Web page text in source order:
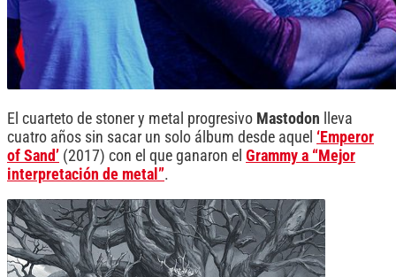
El cuarteto de stoner y metal progresivo Mastodon
lleva
cuatro años sin sacar un solo álbum desde aquel ‘Emperor
of Sand’ (2017) con el que ganaron el Grammy a “Mejor
interpretación de metal”.